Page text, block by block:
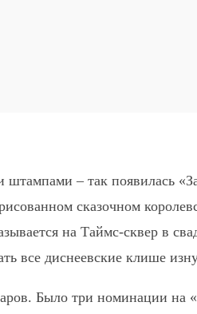
– так появилась
сказочном
на Таймс-сквер в
все диснеевские клише
Было три номинации на